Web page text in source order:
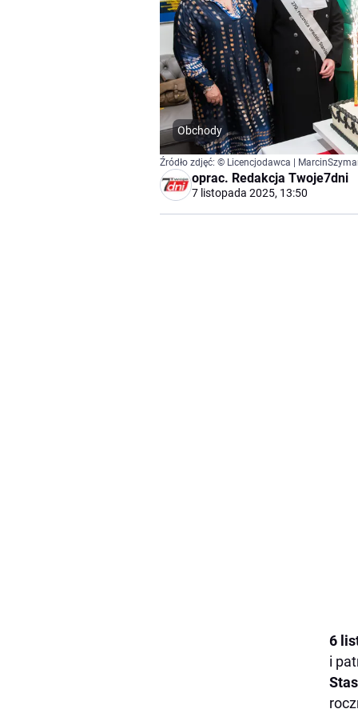
Obchody
Źródło zdjęć: © Licencjodawca |
oprac. Redakcja Twoje7dni
7 listopada 2025, 13:50
6
i